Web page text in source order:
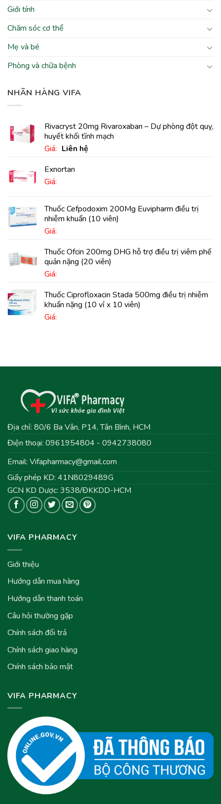
Giới tính
Chăm sóc cơ thể
Mẹ và bé
Phòng và chữa bệnh
NHÃN HÀNG VIFA
Rivacryst 20mg Rivaroxaban – Dự phòng đột quỵ,
huyết khối tĩnh mạch
Giá: Liên hệ
Exnortan
Giá:
Thuốc Cefpodoxim 200Mg Euvipharm điều trị
nhiễm khuẩn (10 viên)
Giá:
Thuốc Ofcin 200mg DHG hỗ trợ điều trị viêm phế
quản nặng (20 viên)
Giá:
Thuốc Ciprofloxacin Stada 500mg điều trị nhiễm
khuẩn nặng (10 vỉ x 10 viên)
Giá:
Địa chỉ: 80/6 Ba Vân, P14, Tân Bình, HCM
Điện thoại: 0961954804 - 0942738080
Email: Vifapharmacy@gmail.com
Giấy phép KD: 41N8029489G
GCN KD Dược: 3538/ĐKKDD-HCM
VIFA PHARMACY
Giới thiệu
Hướng dẫn mua hàng
Hướng dẫn thanh toán
Câu hỏi thường gặp
Chính sách đổi trả
Chính sách giao hàng
Chính sách bảo mật
VIFA PHARMACY